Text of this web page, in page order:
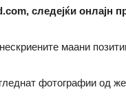
следејќи онлајн
маани
фотографии од